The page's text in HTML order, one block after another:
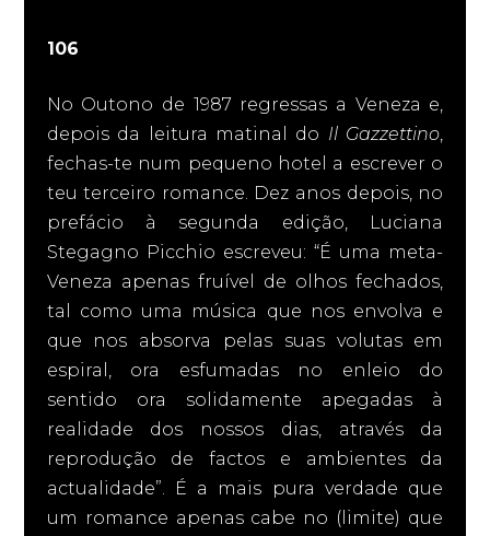
106
No Outono de 1987 regressas a Veneza e,
depois da leitura matinal do Il Gazzettino,
fechas-te num pequeno hotel a escrever o
teu terceiro romance. Dez anos depois, no
prefácio à segunda edição, Luciana
Stegagno Picchio escreveu: “É uma meta-
Veneza apenas fruível de olhos fechados,
tal como uma música que nos envolva e
que nos absorva pelas suas volutas em
espiral, ora esfumadas no enleio do
sentido ora solidamente apegadas à
realidade dos nossos dias, através da
reprodução de factos e ambientes da
actualidade”. É a mais pura verdade que
um romance apenas cabe no (limite) que